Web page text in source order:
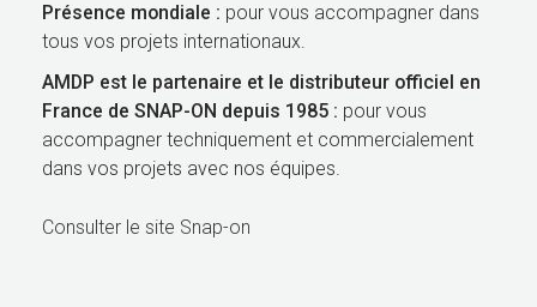
Présence mondiale : pour vous accompagner dans
tous vos projets internationaux.
AMDP est le partenaire et le distributeur officiel en
France de SNAP-ON depuis 1985 : pour vous
accompagner techniquement et commercialement
dans vos projets avec nos équipes.
Consulter le site Snap-on